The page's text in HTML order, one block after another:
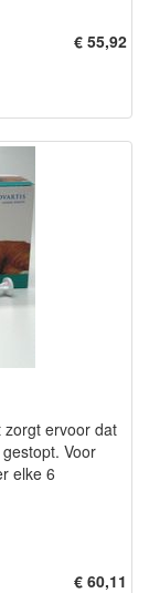
€ 55,92
zorgt ervoor dat
Voor
elke 6
€ 60,11